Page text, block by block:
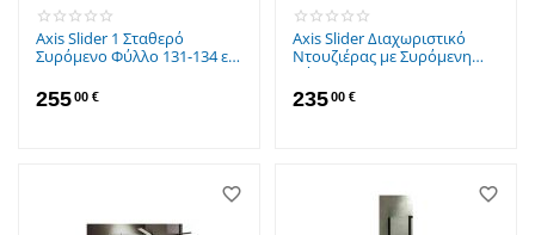
Axis Slider 1 Σταθερό
Συρόμενο Φύλλο 131-134 εκ.
25500 €
Axis Slider Διαχωριστικό
Ντουζιέρας με Συρόμενη
Πόρτα 107-111x185cm Clean
Glass
23500 €